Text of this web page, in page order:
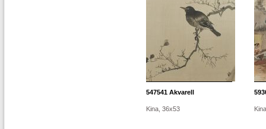
547541 Akvarell
Kina, 36x53